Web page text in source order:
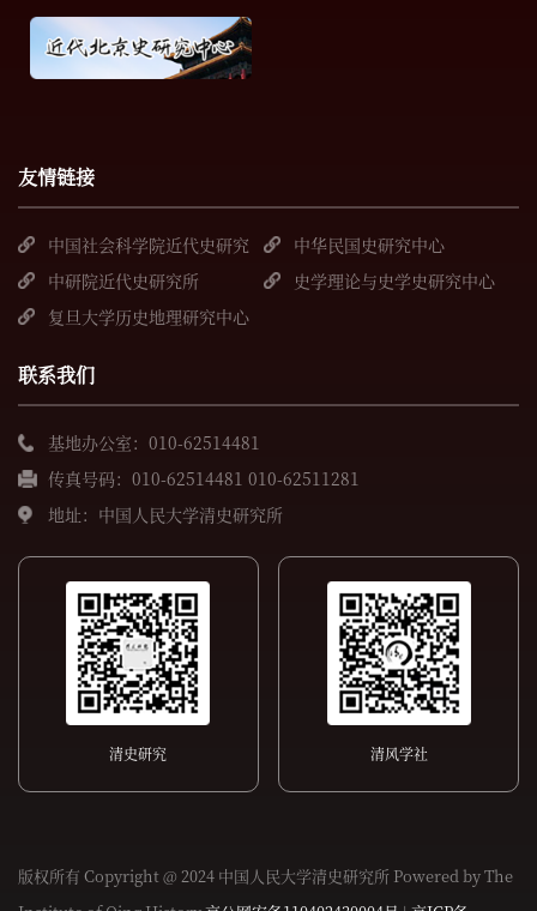
友情链接
中国社会科学院近代史研究
所
中华民国史研究中心
中研院近代史研究所
史学理论与史学史研究中心
复旦大学历史地理研究中心
联系我们
基地办公室：010-62514481
传真号码：010-62514481 010-62511281
地址：中国人民大学清史研究所
清史研究 清风学社
版权所有 Copyright @ 2024 中国人民大学清史研究所 Powered by The